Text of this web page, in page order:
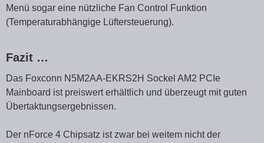
Menü sogar eine nützliche Fan Control Funktion
(Temperaturabhängige Lüftersteuerung).
Fazit …
Das Foxconn N5M2AA-EKRS2H Sockel AM2 PCIe
Mainboard ist preiswert erhältlich und überzeugt mit guten
Übertaktungsergebnissen.
Der nForce 4 Chipsatz ist zwar bei weitem nicht der